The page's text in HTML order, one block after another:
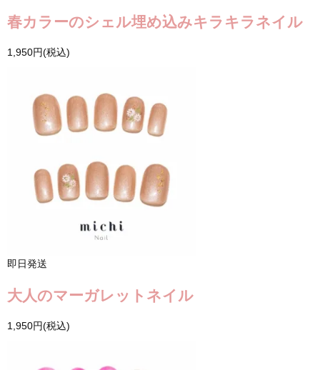
春カラーのシェル埋め込みキラキラネイル
1,950円(税込)
即日発送
大人のマーガレットネイル
1,950円(税込)